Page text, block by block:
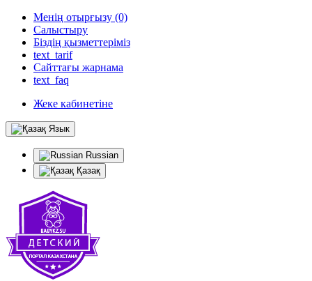
Менің отырғызу (0)
Салыстыру
Біздің қызметтеріміз
text_tarif
Сайттағы жарнама
text_faq
Жеке кабинетіне
Язык
Russian
Қазақ